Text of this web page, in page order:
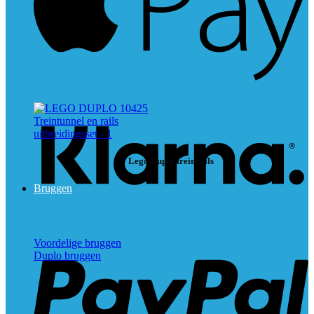
Lego Duplo treinrails
Bruggen
Voordelige bruggen
Duplo bruggen